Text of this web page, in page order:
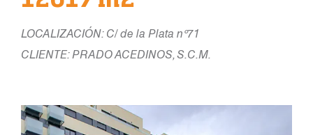
LOCALIZACIÓN: C/ de la Plata nº71
CLIENTE: PRADO ACEDINOS, S.C.M.